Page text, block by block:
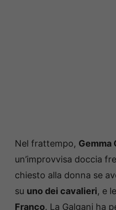
Nel frattempo, Gemma
un’improvvisa doccia
chiesto alla donna se
su uno dei cavalieri, e
Franco. La Galgani ha